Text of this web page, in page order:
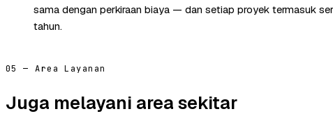
sama dengan perkiraan biaya — dan setiap proyek termasuk
tahun.
05 — Area Layanan
Juga melayani area sekitar